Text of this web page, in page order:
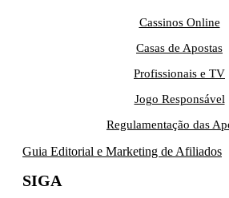
Cassinos Online
Casas de Apostas
Profissionais e TV
Jogo Responsável
Regulamentação das
Guia Editorial e Marketing de Afiliados
SIGA